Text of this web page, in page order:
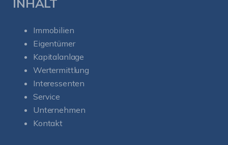
INHALT
Immobilien
Eigentümer
Kapitalanlage
Wertermittlung
Interessenten
Service
Unternehmen
Kontakt